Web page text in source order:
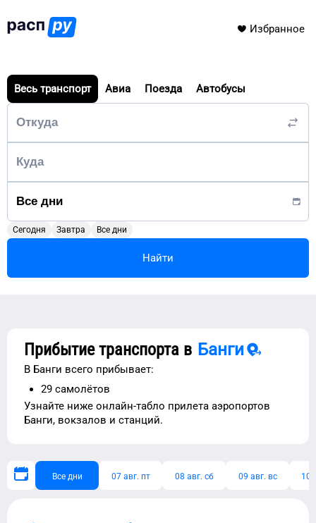
Избранное
Весь транспорт Авиа Поезда Автобусы
Сегодня Завтра Все дни
Найти
Прибытие транспорта в Банги
В Банги всего прибывает:
29 самолётов
Узнайте ниже онлайн-табло прилета аэропортов
Банги, вокзалов и станций.
Все дни 07 авг. пт 08 авг. сб 09 авг. вс 10